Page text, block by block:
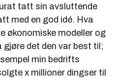
tatt sin avsluttende
med en god idé. Hva
økonomiske modeller og
det den var best til;
min bedrifts
x millioner dingser til